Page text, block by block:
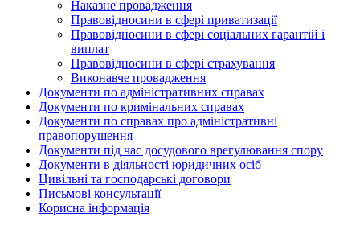
Наказне провадження
Правовідносини в сфері приватизації
Правовідносини в сфері соціальних гарантій і
виплат
Правовідносини в сфері страхування
Виконавче провадження
Документи по адміністративних справах
Документи по кримінальних справах
Документи по справах про адміністративні
правопорушення
Документи під час досудового врегулювання спору
Документи в діяльності юридичних осіб
Цивільні та господарські договори
Письмові консультації
Корисна інформація